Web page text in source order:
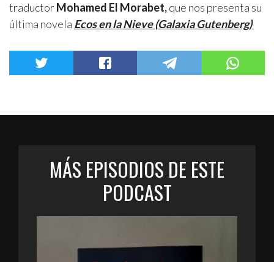
traductorMohamed El Morabet,que nos presenta su
última novela Ecos en la Nieve (Galaxia Gutenberg)
MÁS EPISODIOS DE ESTE
PODCAST